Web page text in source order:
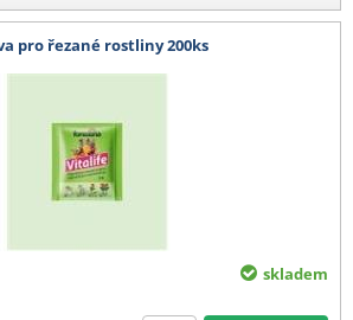
pro řezané rostliny 200ks
skladem